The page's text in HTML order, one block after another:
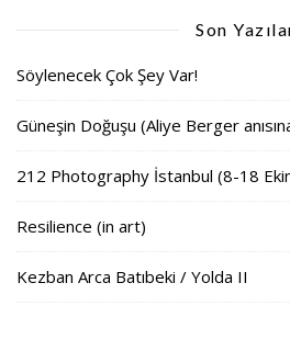
Son
Söylenecek Çok Şey Var!
Güneşin Doğuşu (Aliye Berger
212 Photography İstanbul (8-18
Resilience (in art)
Kezban Arca Batıbeki / Yolda II